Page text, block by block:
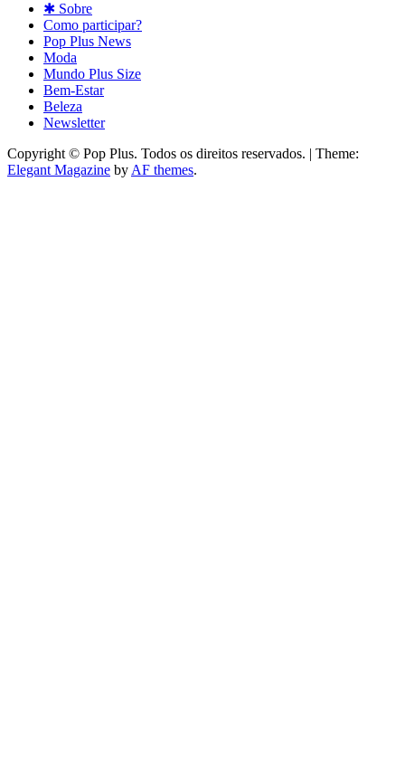
✱ Sobre
Como participar?
Pop Plus News
Moda
Mundo Plus Size
Bem-Estar
Beleza
Newsletter
Copyright © Pop Plus. Todos os direitos reservados. | Theme:
Elegant Magazine by AF themes.